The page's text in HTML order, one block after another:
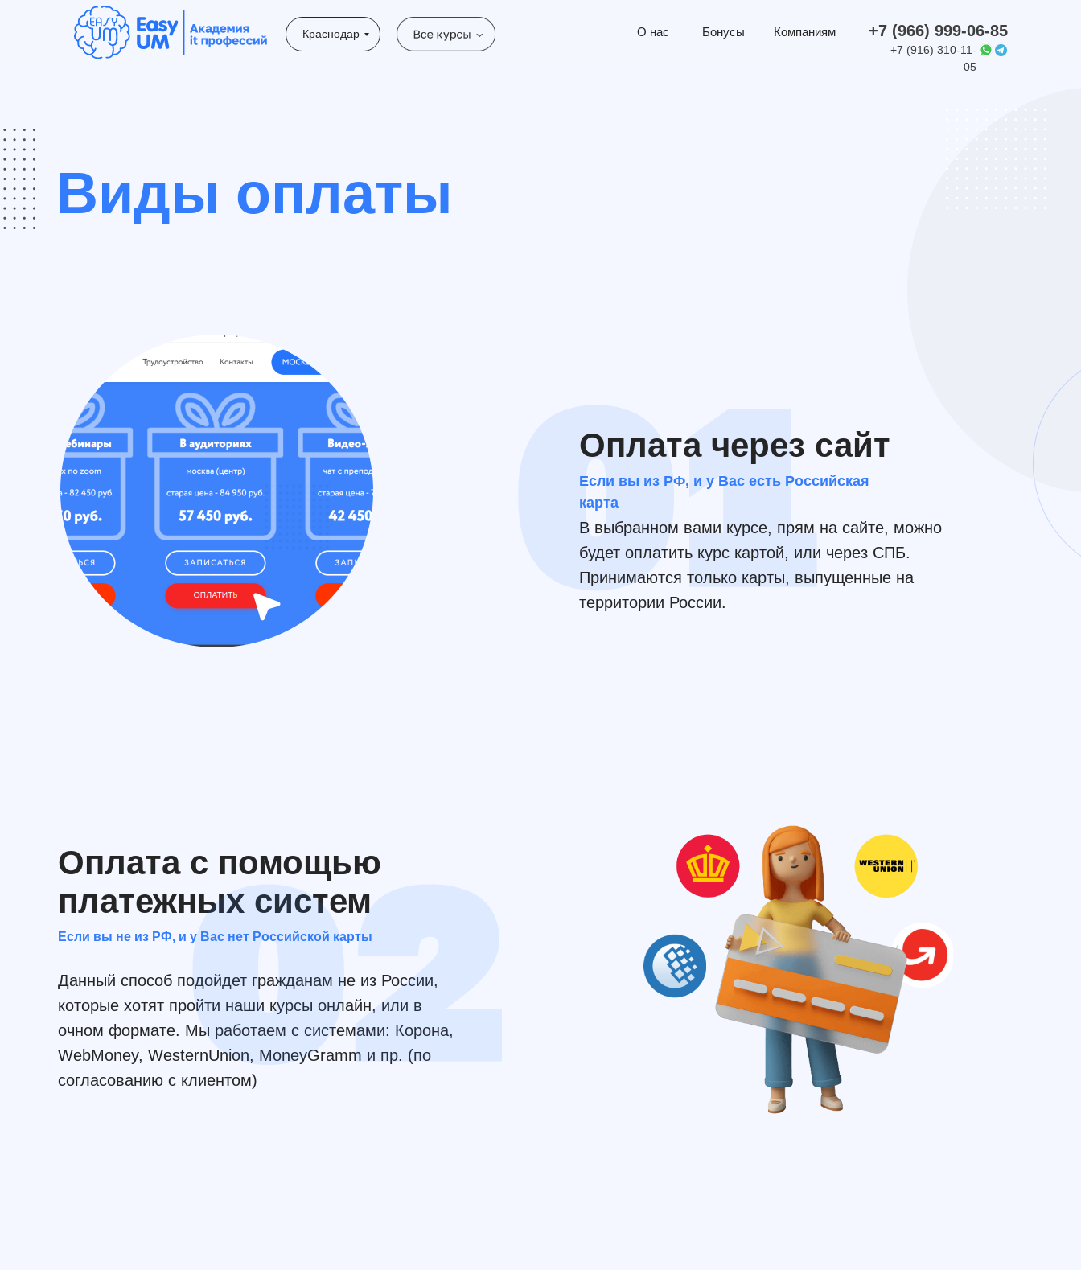
О нас Бонусы Компаниям +7 (966) 999-06-85
+7 (916) 310-11-
05
Краснодар
Оплата через сайт
В выбранном вами курсе, прям на сайте, можно
будет оплатить курс картой, или через СПБ.
Принимаются только карты, выпущенные на
территории России.
Если вы из РФ, и у Вас есть Российская
карта
Виды оплаты
Оплата с помощью
платежных систем
Данный способ подойдет гражданам не из России,
которые хотят пройти наши курсы онлайн, или в
очном формате. Мы работаем с системами: Корона,
WebMoney, WesternUnion, MoneyGramm и пр. (по
согласованию с клиентом)
Если вы не из РФ, и у Вас нет Российской карты